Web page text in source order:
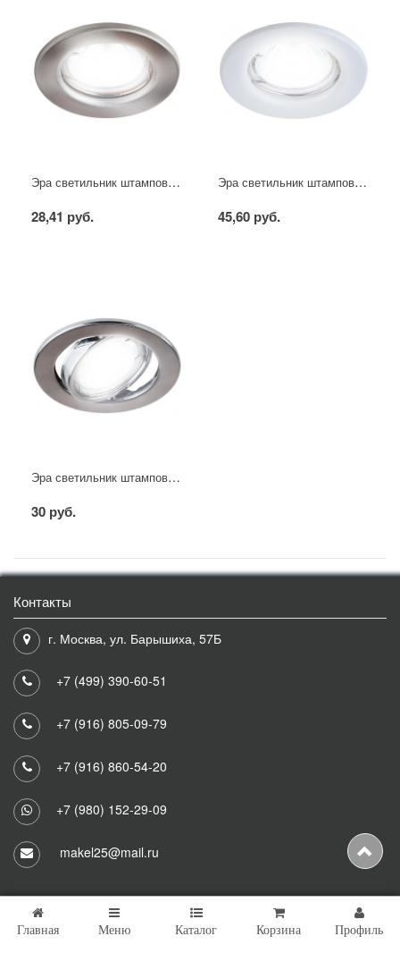
Эра светильник штампованный MR16 сатин никель
28,41 руб.
Эра светильник штампованный MR16 белый
45,60 руб.
Эра светильник штампованный поворотный MR16 хром
30 руб.
Контакты
г. Москва, ул. Барышиха, 57Б
+7 (499) 390-60-51
+7 (916) 805-09-79
+7 (916) 860-54-20
+7 (980) 152-29-09
makel25@mail.ru
Copyright © 2026 Makel25 Все права защищены.
Главная Меню Каталог Корзина Профиль